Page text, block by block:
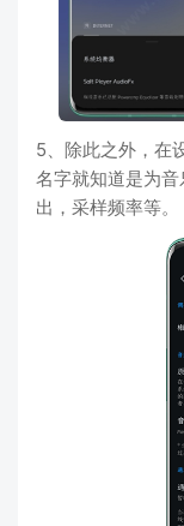
5、除此之外，在
名字就知道是为
出，采样频率等。